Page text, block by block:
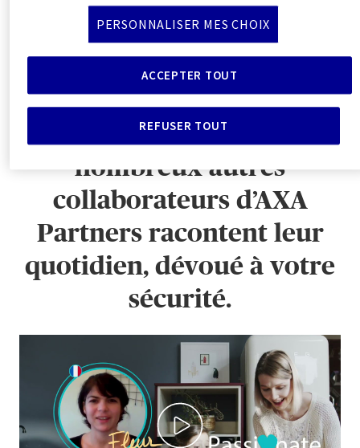
coulisses et partez à la rencontre de
celles et ceux qui font AXA Partners, au
Sunita, Antje, Joseph et de
nombreux autres
collaborateurs d’AXA
Partners racontent leur
quotidien, dévoué à votre
sécurité.
REFUSER TOUT
ACCEPTER TOUT
PERSONNALISER MES CHOIX